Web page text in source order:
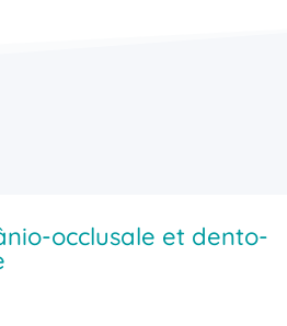
occlusale et dento-